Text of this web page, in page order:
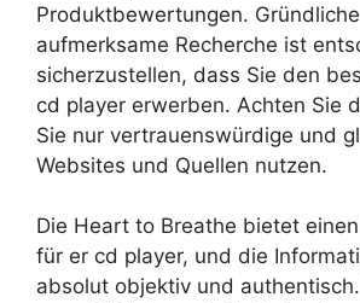
Produktbewertungen.
aufmerksame Recherche ist
sicherzustellen, dass Sie den
cd player erwerben. Achten Sie
Sie nur vertrauenswürdige und
Websites und Quellen nutzen.
Die Heart to Breathe bietet
für er cd player, und die
absolut objektiv und